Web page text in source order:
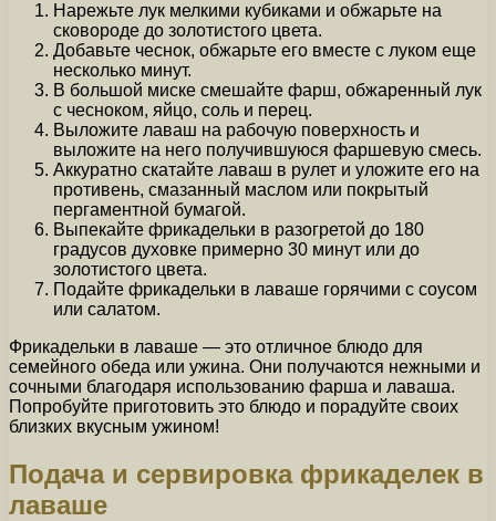
Нарежьте лук мелкими кубиками и обжарьте на
сковороде до золотистого цвета.
Добавьте чеснок, обжарьте его вместе с луком еще
несколько минут.
В большой миске смешайте фарш, обжаренный лук
с чесноком, яйцо, соль и перец.
Выложите лаваш на рабочую поверхность и
выложите на него получившуюся фаршевую смесь.
Аккуратно скатайте лаваш в рулет и уложите его на
противень, смазанный маслом или покрытый
пергаментной бумагой.
Выпекайте фрикадельки в разогретой до 180
градусов духовке примерно 30 минут или до
золотистого цвета.
Подайте фрикадельки в лаваше горячими с соусом
или салатом.
Фрикадельки в лаваше — это отличное блюдо для
семейного обеда или ужина. Они получаются нежными и
сочными благодаря использованию фарша и лаваша.
Попробуйте приготовить это блюдо и порадуйте своих
близких вкусным ужином!
Подача и сервировка фрикаделек в
лаваше